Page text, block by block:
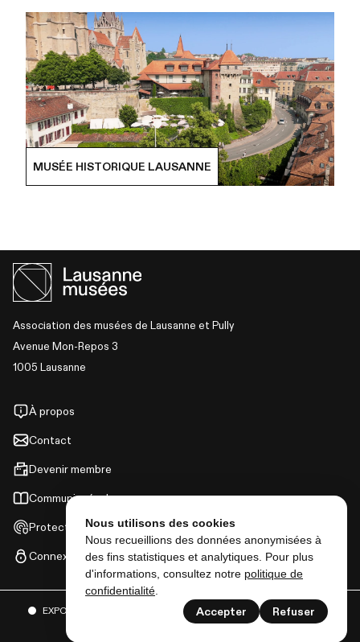
MUSÉE HISTORIQUE LAUSANNE
Association des musées de Lausanne et Pully
Avenue Mon-Repos 3
1005 Lausanne
À propos
Contact
Devenir membre
Communiqués de presse
Protection des données
Connexion
EXPOSITIONS ET BIEN PLUS ENCORE
Nous utilisons des cookies
Nous recueillions des données anonymisées à
des fins statistiques et analytiques. Pour plus
d'informations, consultez notre politique de
confidentialité
Accepter Refuser